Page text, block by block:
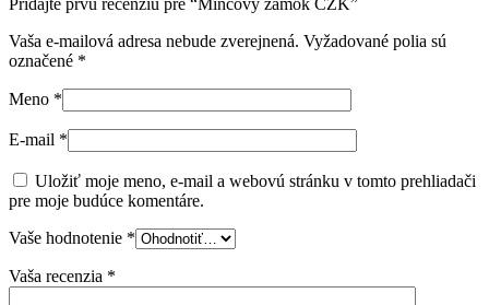
Pridajte prvú recenziu pre “Mincový zámok CZK”
Vaša e-mailová adresa nebude zverejnená. Vyžadované polia sú
označené *
Meno *
E-mail *
Uložiť moje meno, e-mail a webovú stránku v tomto prehliadači
pre moje budúce komentáre.
Vaše hodnotenie *
Vaša recenzia *